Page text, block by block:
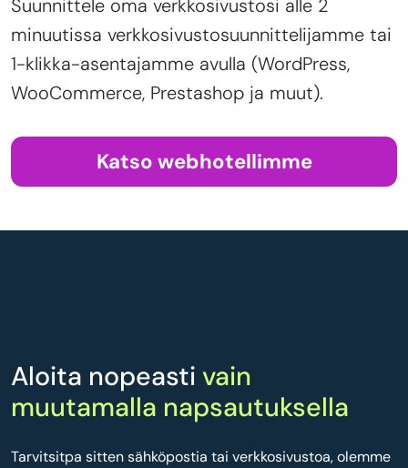
Suunnittele oma verkkosivustosi alle 2
minuutissa verkkosivustosuunnittelijamme tai
1-klikka-asentajamme avulla (WordPress,
WooCommerce, Prestashop ja muut).
Katso webhotellimme
Aloita nopeasti vain
muutamalla napsautuksella
Tarvitsitpa sitten sähköpostia tai verkkosivustoa, olemme